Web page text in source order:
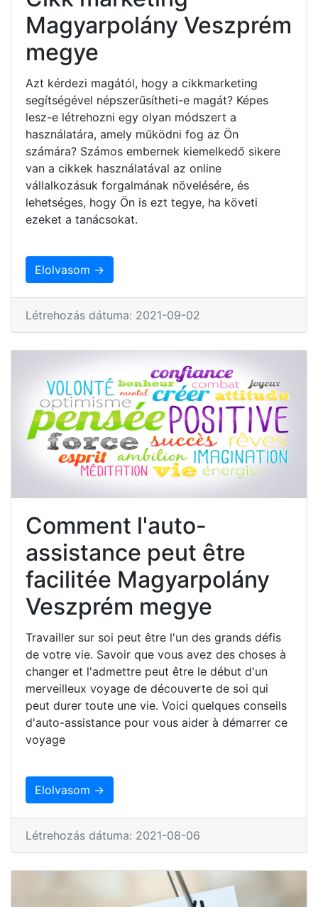
Magyarpolány Veszprém
megye
Azt kérdezi magától, hogy a cikkmarketing
segítségével népszerűsítheti-e magát? Képes
lesz-e létrehozni egy olyan módszert a
használatára, amely működni fog az Ön
számára? Számos embernek kiemelkedő sikere
van a cikkek használatával az online
vállalkozásuk forgalmának növelésére, és
lehetséges, hogy Ön is ezt tegye, ha követi
ezeket a tanácsokat.
Elolvasom →
Létrehozás dátuma: 2021-09-02
Comment l'auto-
assistance peut être
facilitée Magyarpolány
Veszprém megye
Travailler sur soi peut être l'un des grands défis
de votre vie. Savoir que vous avez des choses à
changer et l'admettre peut être le début d'un
merveilleux voyage de découverte de soi qui
peut durer toute une vie. Voici quelques conseils
d'auto-assistance pour vous aider à démarrer ce
voyage
Elolvasom →
Létrehozás dátuma: 2021-08-06